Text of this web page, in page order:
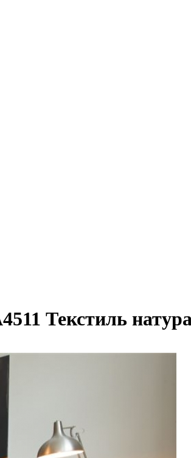
Текстиль